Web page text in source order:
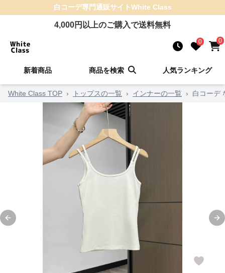
白コーデ専門通販サイトWhite Class
4,000円以上のご購入で送料無料
0 0
新着商品 商品を検索 人気ランキング
White Class TOP › トップスの一覧 › インナーの一覧 › 白コーデ
Previous slide